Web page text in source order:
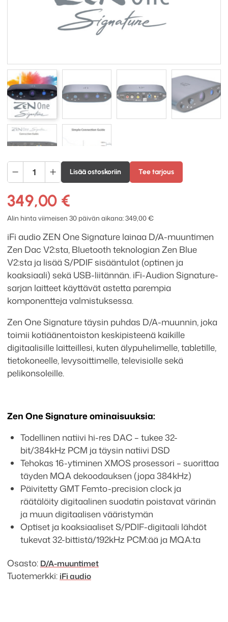
audio
ZEN
One
Signature
D/A-
muunnin
määrä
Lisää ostoskoriin Tee tarjous
349,00 €
Alin hinta viimeisen 30 päivän aikana:349,00€
iFi audio ZEN One Signature lainaa D/A-muuntimen
Zen Dac V2:sta, Bluetooth teknologian Zen Blue
V2:sta ja lisää S/PDIF sisääntulot (optinen ja
koaksiaali) sekä USB-liitännän. iFi-Audion Signature-
sarjan laitteet käyttävät astetta parempia
komponentteja valmistuksessa.
Zen One Signaturetäysin puhdas D/A-muunnin, joka
toimii kotiäänentoiston keskipisteenä kaikille
digitaalisille laitteillesi, kuten älypuhelimelle, tabletille,
tietokoneelle, levysoittimelle, televisiolle sekä
pelikonsoleille.
Zen One Signature ominaisuuksia:
Todellinen natiivi hi-res DAC – tukee 32-
bit/384kHz PCM ja täysin natiivi DSD
Tehokas 16-ytiminen XMOS prosessori – suorittaa
täyden MQA dekoodauksen (jopa 384kHz)
Päivitetty GMT Femto-precision clock ja
räätälöity digitaalinen suodatin poistavat värinän
ja muun digitaalisen vääristymän
Optiset ja koaksiaaliset S/PDIF-digitaali lähdöt
tukevat 32-bittistä/192kHz PCM:ää ja MQA:ta
Osasto: D/A-muuntimet
Tuotemerkki: iFi audio